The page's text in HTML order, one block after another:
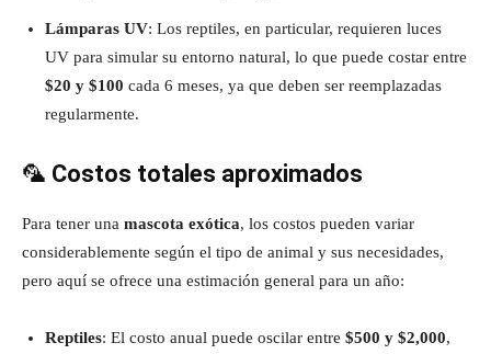
Lámparas UV: Los reptiles, en particular, requieren luces
UV para simular su entorno natural, lo que puede costar entre
$20 y $100 cada 6 meses, ya que deben ser reemplazadas
regularmente.
🦜 Costos totales aproximados
Para tener una mascota exótica, los costos pueden variar
considerablemente según el tipo de animal y sus necesidades,
pero aquí se ofrece una estimación general para un año:
Reptiles: El costo anual puede oscilar entre $500 y $2,000,